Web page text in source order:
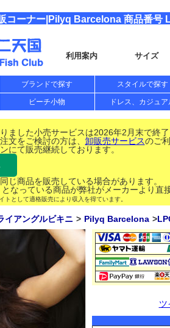
コーナー|Pilyq Barcelona 商品番号
利用案内 サイズ
ブランドで探す スタイルで探す
ビーチ小物 ドレス、カジュア
ました小売サービスは2026年2月末で終了
文をご検討の方は、 卸販売サービスのご
にて販売継続しております。
じ商品を販売している場合があります。
となっている商品が弊社がメーカーより直
として適格販売により収入を得ています。
イアングルビキニ Pilyq Barcelona
ツ